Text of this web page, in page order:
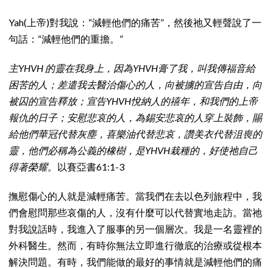
Yah(上帝)對我說：“減輕他們的痛苦”，然後祂又輕聲說了一
句話：“減輕他們的重擔。”
主YHVH 的靈在我身上，因為YHVH膏了我，叫我傳福音給
困苦的人；差遣我去醫治傷心的人，向被擄的宣告自由，向
被囚的宣告釋放；宣告YHVH悅納人的禧年，和我們的上帝
報仇的日子；安慰悲哀的人，為錫安悲哀的人穿上裝飾，賜
給他們華冠代替灰塵，喜樂油代替悲哀，讚美衣代替沮喪的
靈，他們必稱為公義的橡樹，是YHVH栽種的，好使祂自己
得著榮耀。 以賽亞書61:1-3
撫慰傷心的人就是減輕痛苦。當我們在去以色列旅程中，我
們會慰問那些哀傷的人，沒有什麼可以代替實地走訪。當祂
對我說話時，我進入了服事的另一個層次。我是一名靈裡的
外科醫生。然而，有時你無法立即進行徹底的治療或從根本
解決問題。有時，我們能做的最好的事情就是減輕他們的痛